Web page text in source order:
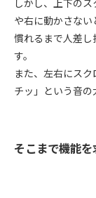
しかし、上下の
や右に動かさない
慣れるまで人差
す。
また、左右にス
チッ」という音の
そこまで機能